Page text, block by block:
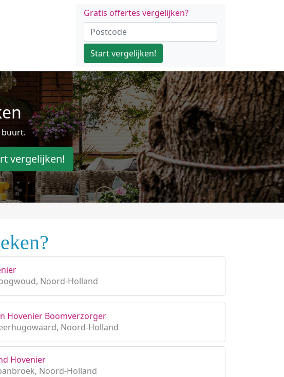
Gratis offertes vergelijken?
Start vergelijken!
buurt.
vergelijken!
Noord-Holland
Hovenier Boomverzorger
Noord-Holland
Hovenier
Noord-Holland